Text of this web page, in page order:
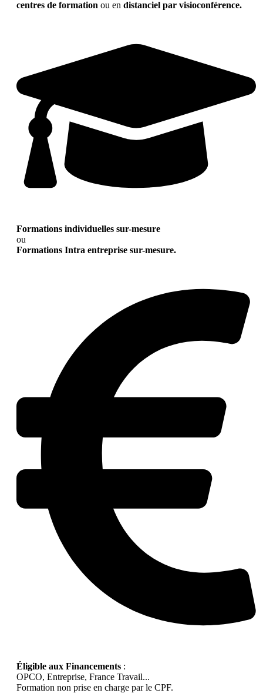
centres de formation ou en distanciel par visioconférence.
Formations individuelles sur-mesure
ou
Formations Intra entreprise sur-mesure.
Éligible aux Financements :
OPCO, Entreprise, France Travail...
Formation non prise en charge par le CPF.